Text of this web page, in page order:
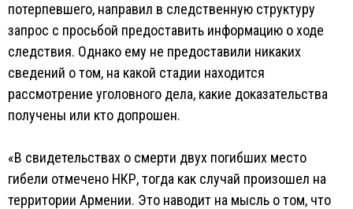
потерпевшего, направил в следственную структуру
запрос с просьбой предоставить информацию о ходе
следствия. Однако ему не предоставили никаких
сведений о том, на какой стадии находится
рассмотрение уголовного дела, какие доказательства
получены или кто допрошен.
«В свидетельствах о смерти двух погибших место
гибели отмечено НКР, тогда как случай произошел на
территории Армении. Это наводит на мысль о том, что